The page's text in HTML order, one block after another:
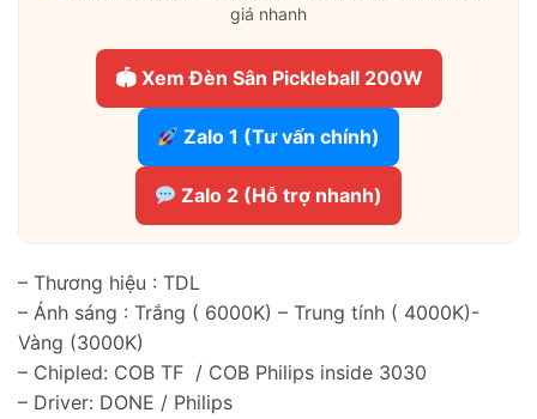
giá nhanh
🏟 Xem Đèn Sân Pickleball 200W
Zalo 1 (Tư vấn chính)
Zalo 2 (Hỗ trợ nhanh)
– Thương hiệu : TDL
– Ánh sáng : Trắng ( 6000K) – Trung tính ( 4000K)-
Vàng (3000K)
– Chipled: COB TF / COB Philips inside 3030
– Driver: DONE / Philips